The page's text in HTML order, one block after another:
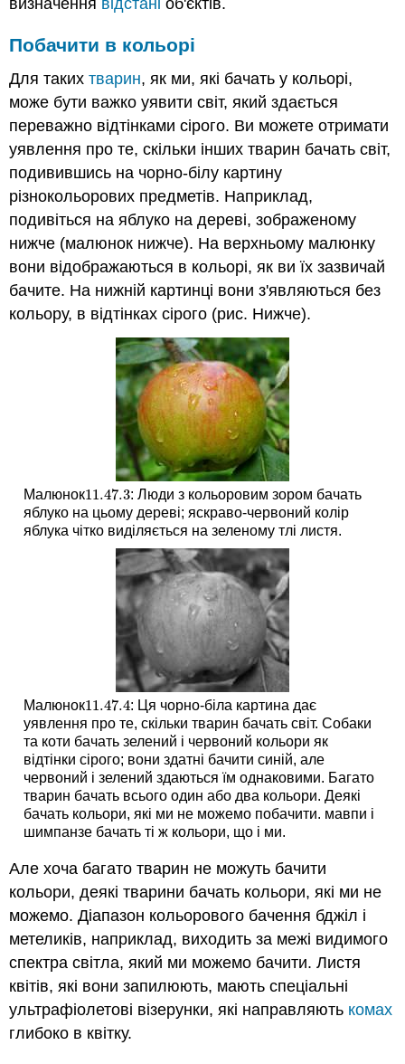
Побачити в кольорі
Для такихтварин, як ми, які бачать у кольорі,
може бути важко уявити світ, який здається
переважно відтінками сірого. Ви можете отримати
уявлення про те, скільки інших тварин бачать світ,
подивившись на чорно-білу картину
різнокольорових предметів. Наприклад,
подивіться на яблуко на дереві, зображеному
нижче (малюнок нижче). На верхньому малюнку
вони відображаються в кольорі, як ви їх зазвичай
бачите. На нижній картинці вони з'являються без
кольору, в відтінках сірого (рис. Нижче).
Малюнок11.47.3
11.47.3: Люди з кольоровим зором бачать
яблуко на цьому дереві; яскраво-червоний колір
яблука чітко виділяється на зеленому тлі листя.
Малюнок11.47.4
11.47.4: Ця чорно-біла картина дає
уявлення про те, скільки тварин бачать світ. Собаки
та коти бачать зелений і червоний кольори як
відтінки сірого; вони здатні бачити синій, але
червоний і зелений здаються їм однаковими. Багато
тварин бачать всього один або два кольори. Деякі
бачать кольори, які ми не можемо побачити. мавпи і
шимпанзе бачать ті ж кольори, що і ми.
Але хоча багато тварин не можуть бачити
кольори, деякі тварини бачать кольори, які ми не
можемо. Діапазон кольорового бачення бджіл і
метеликів, наприклад, виходить за межі видимого
спектра світла, який ми можемо бачити. Листя
квітів, які вони запилюють, мають спеціальні
ультрафіолетові візерунки, які направляють комах
глибоко в квітку.